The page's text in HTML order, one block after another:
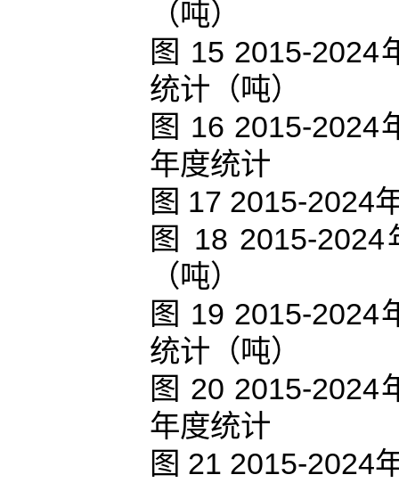
（吨）
图 15 2015-2024
统计（吨）
图 16 2015-2024
年度统计
图 17 2015-2024
图 18 2015-
（吨）
图 19 2015-2024
统计（吨）
图 20 2015-2024
年度统计
图 21 2015-2024